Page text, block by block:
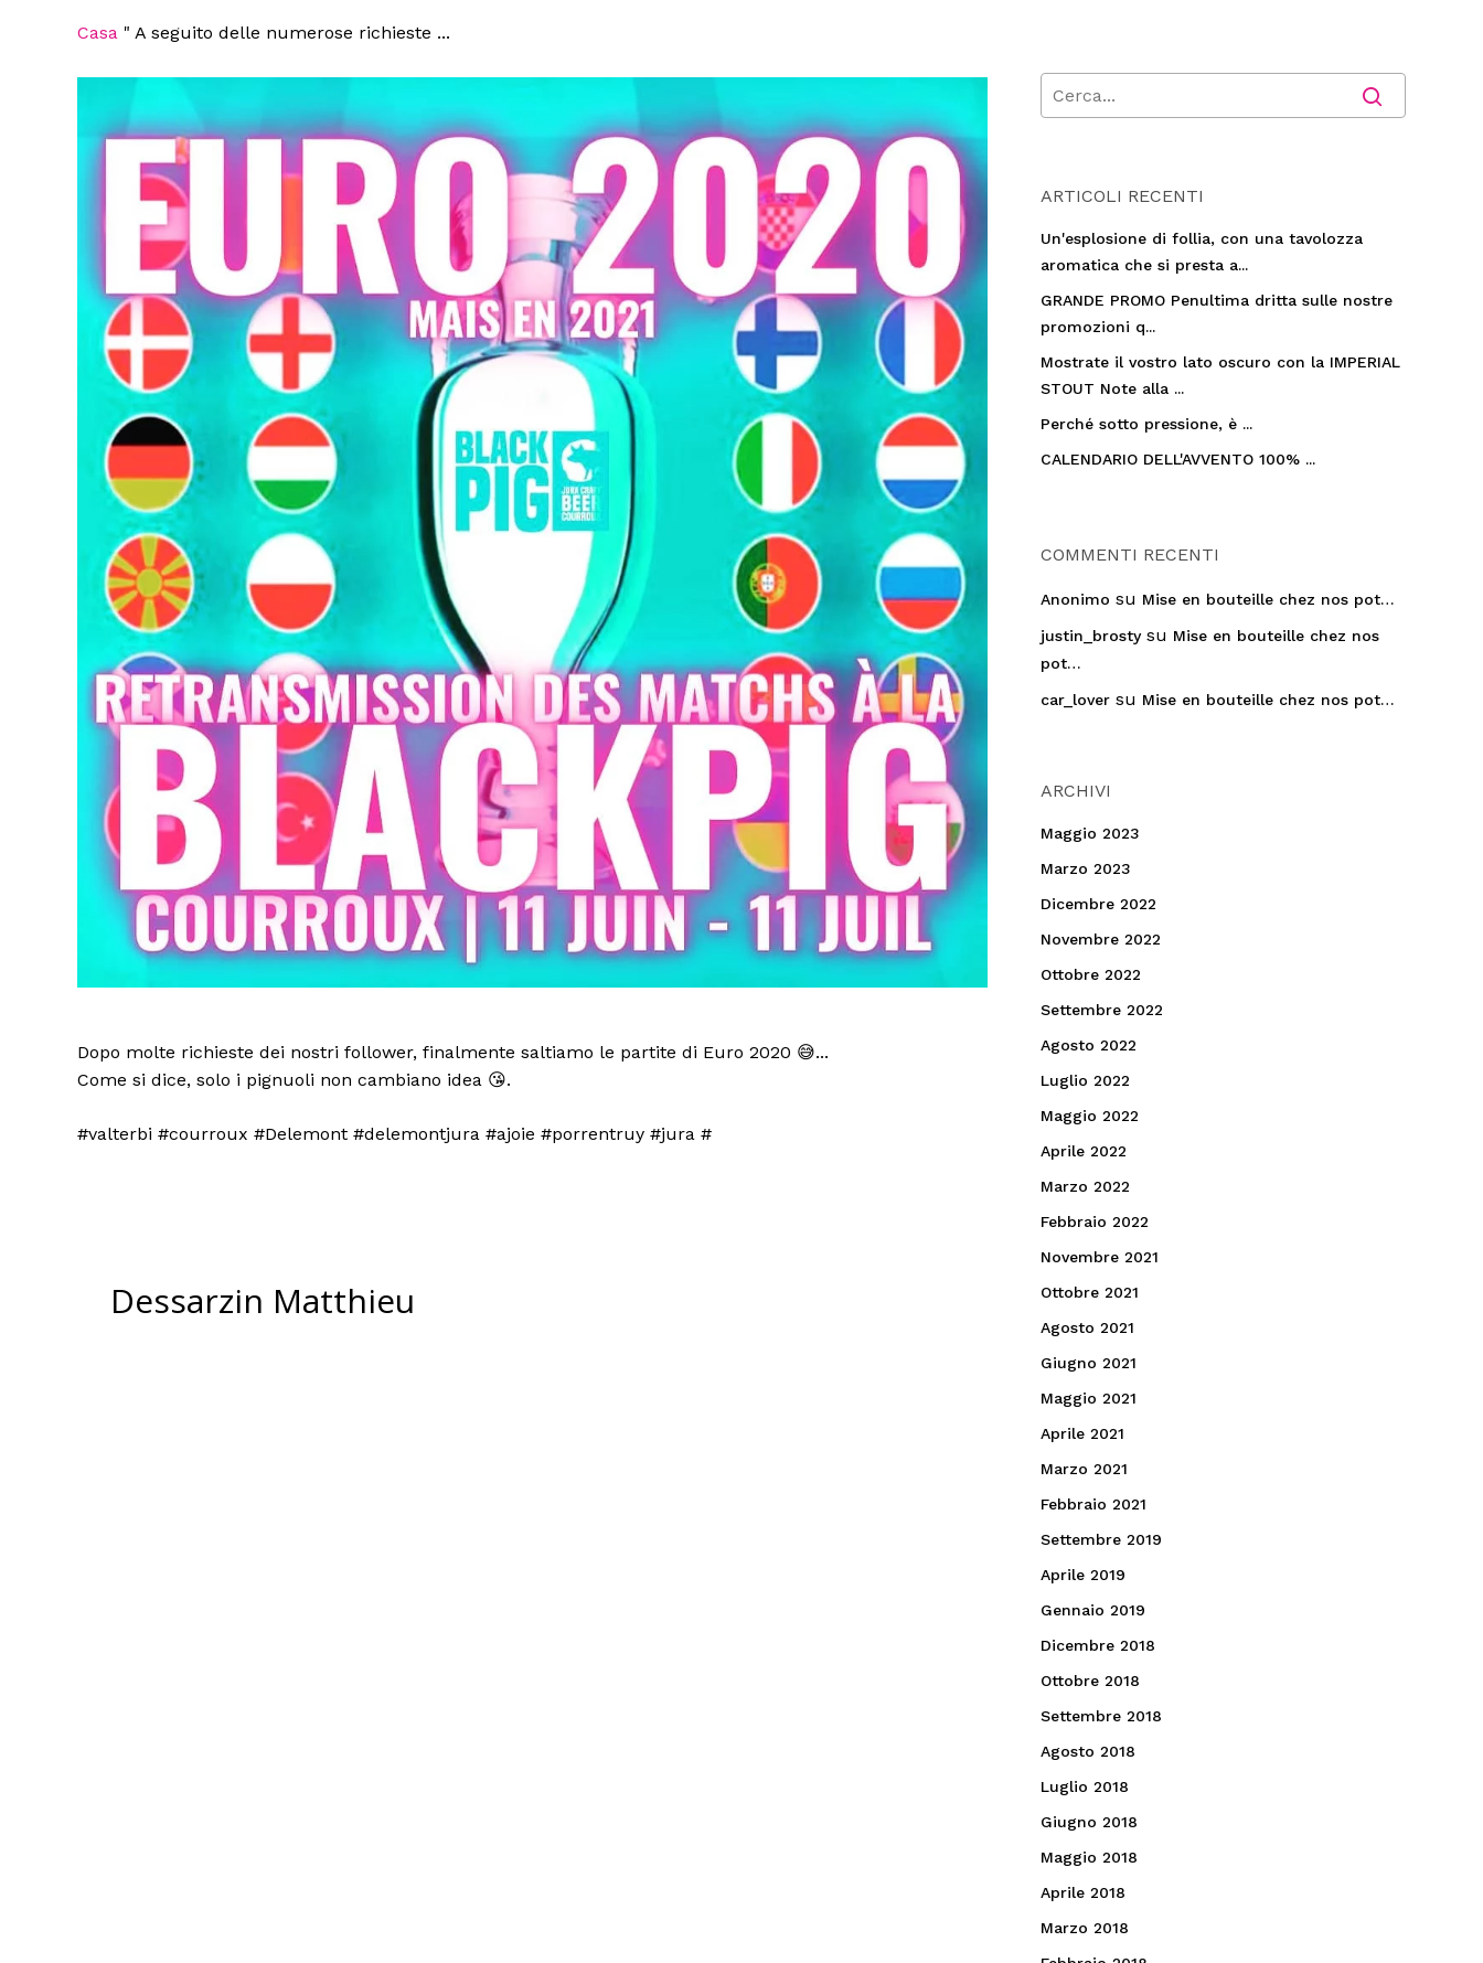
Casa " A seguito delle numerose richieste ...
Dopo molte richieste dei nostri follower, finalmente saltiamo le partite di Euro 2020 😅...
Come si dice, solo i pignuoli non cambiano idea 😘.
#valterbi #courroux #Delemont #delemontjura #ajoie #porrentruy #jura #
Dessarzin Matthieu
ARTICOLI RECENTI
Un'esplosione di follia, con una tavolozza
aromatica che si presta a...
GRANDE PROMO Penultima dritta sulle nostre
promozioni q...
Mostrate il vostro lato oscuro con la IMPERIAL
STOUT Note alla ...
Perché sotto pressione, è ...
CALENDARIO DELL'AVVENTO 100% ...
COMMENTI RECENTI
Anonimo su Mise en bouteille chez nos pot…
justin_brostysu Mise en bouteille chez nos
pot…
car_loversu Mise en bouteille chez nos pot…
ARCHIVI
Maggio 2023
Marzo 2023
Dicembre 2022
Novembre 2022
Ottobre 2022
Settembre 2022
Agosto 2022
Luglio 2022
Maggio 2022
Aprile 2022
Marzo 2022
Febbraio 2022
Novembre 2021
Ottobre 2021
Agosto 2021
Giugno 2021
Maggio 2021
Aprile 2021
Marzo 2021
Febbraio 2021
Settembre 2019
Aprile 2019
Gennaio 2019
Dicembre 2018
Ottobre 2018
Settembre 2018
Agosto 2018
Luglio 2018
Giugno 2018
Maggio 2018
Aprile 2018
Marzo 2018